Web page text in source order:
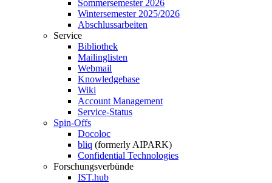
Sommersemester 2026
Wintersemester 2025/2026
Abschlussarbeiten
Service
Bibliothek
Mailinglisten
Webmail
Knowledgebase
Wiki
Account Management
Service-Status
Spin-Offs
Docoloc
bliq (formerly AIPARK)
Confidential Technologies
Forschungsverbünde
IST.hub